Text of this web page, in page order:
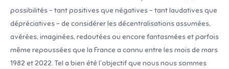
possibilités – tant positives que négatives – tant laudatives que
dépréciatives – de considérer les décentralisations assumées,
avérées, imaginées, redoutées ou encore fantasmées et parfois
même repoussées que la France a connu entre les mois de mars
1982 et 2022. Tel a bien été l’objectif que nous nous sommes